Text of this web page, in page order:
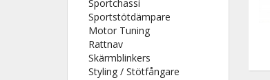
Sportchassi
Sportstötdämpare
Motor Tuning
Rattnav
Skärmblinkers
Styling / Stötfångare